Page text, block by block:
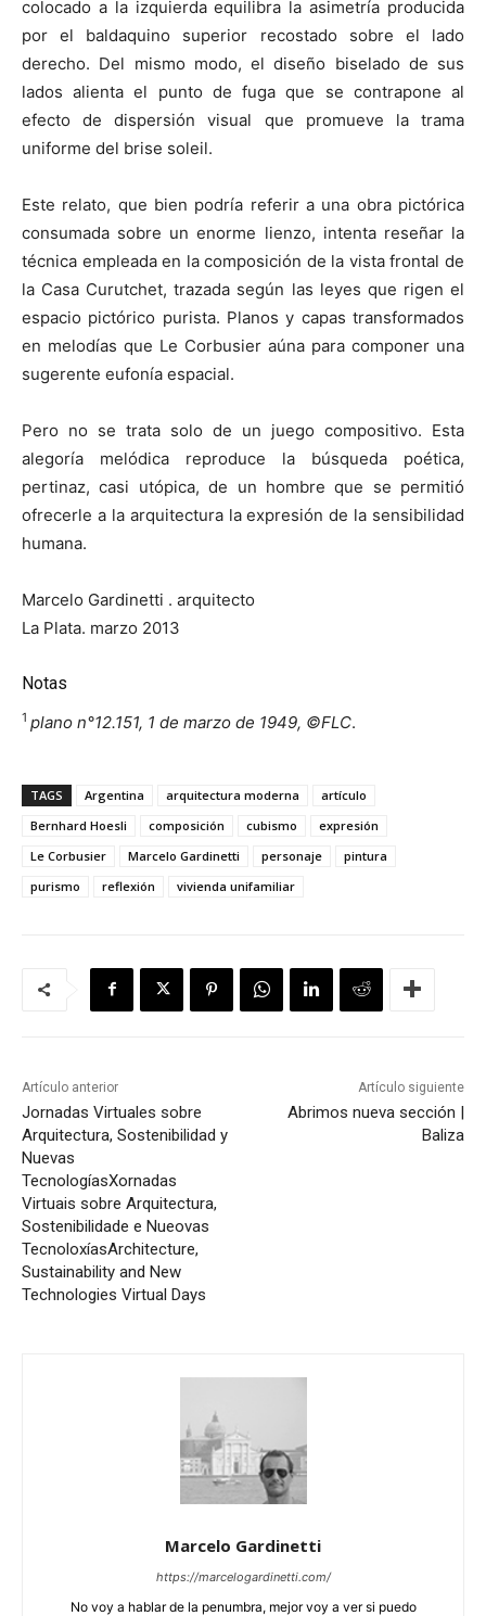
colocado a la izquierda equilibra la asimetría producida
por el baldaquino superior recostado sobre el lado
derecho. Del mismo modo, el diseño biselado de sus
lados alienta el punto de fuga que se contrapone al
efecto de dispersión visual que promueve la trama
uniforme del brise soleil.
Este relato, que bien podría referir a una obra pictórica
consumada sobre un enorme lienzo, intenta reseñar la
técnica empleada en la composición de la vista frontal de
la Casa Curutchet, trazada según las leyes que rigen el
espacio pictórico purista. Planos y capas transformados
en melodías que Le Corbusier aúna para componer una
sugerente eufonía espacial.
Pero no se trata solo de un juego compositivo. Esta
alegoría melódica reproduce la búsqueda poética,
pertinaz, casi utópica, de un hombre que se permitió
ofrecerle a la arquitectura la expresión de la sensibilidad
humana.
Marcelo Gardinetti . arquitecto
La Plata. marzo 2013
Notas
1 plano n°12.151, 1 de marzo de 1949, ©FLC.
TAGS Argentina arquitectura moderna
artículo
Bernhard Hoesli
composición cubismo
expresión
Le Corbusier
Marcelo Gardinetti personaje
pintura
purismo
reflexión vivienda unifamiliar
Artículo anterior
Jornadas Virtuales sobre
Arquitectura, Sostenibilidad y
Nuevas
TecnologíasXornadas
Virtuais sobre Arquitectura,
Sostenibilidade e Nueovas
TecnoloxíasArchitecture,
Sustainability and New
Technologies Virtual Days
Artículo siguiente
Abrimos nueva sección |
Baliza
Marcelo Gardinetti
https://marcelogardinetti.com/
No voy a hablar de la penumbra, mejor voy a ver si puedo